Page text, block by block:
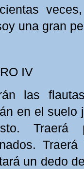
una gran
IV
las
en el suelo
un dedo